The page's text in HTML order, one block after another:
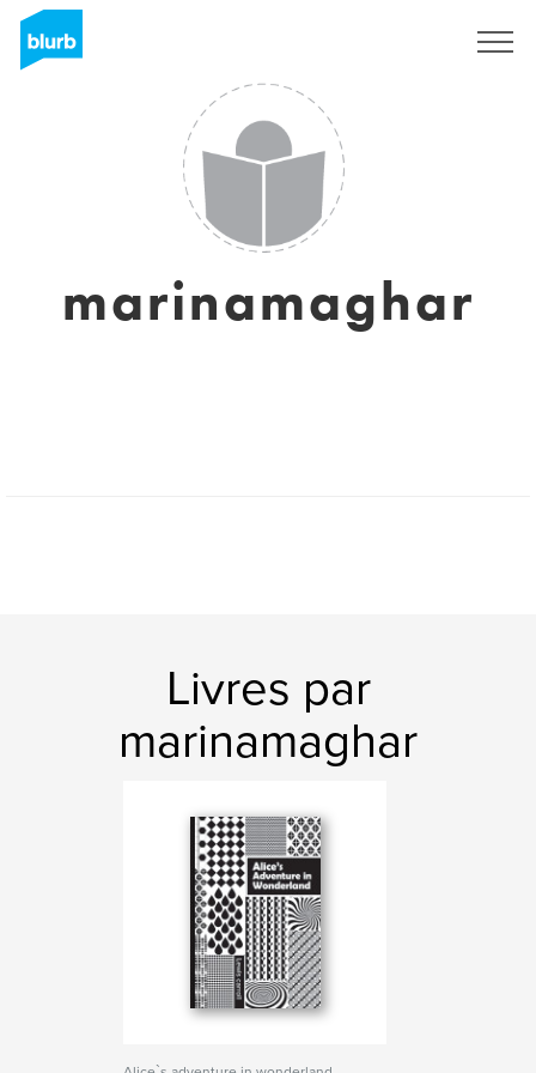
marinamaghar
Livres par
marinamaghar